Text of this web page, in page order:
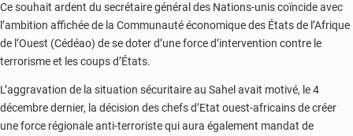
Ce souhait ardent du secrétaire général des Nations-unis coïncide avec
l’ambition affichée de la Communauté économique des États de l’Afrique
de l’Ouest (Cédéao) de se doter d’une force d’intervention contre le
terrorisme et les coups d’États.
L’aggravation de la situation sécuritaire au Sahel avait motivé, le 4
décembre dernier, la décision des chefs d’Etat ouest-africains de créer
une force régionale anti-terroriste qui aura également mandat de